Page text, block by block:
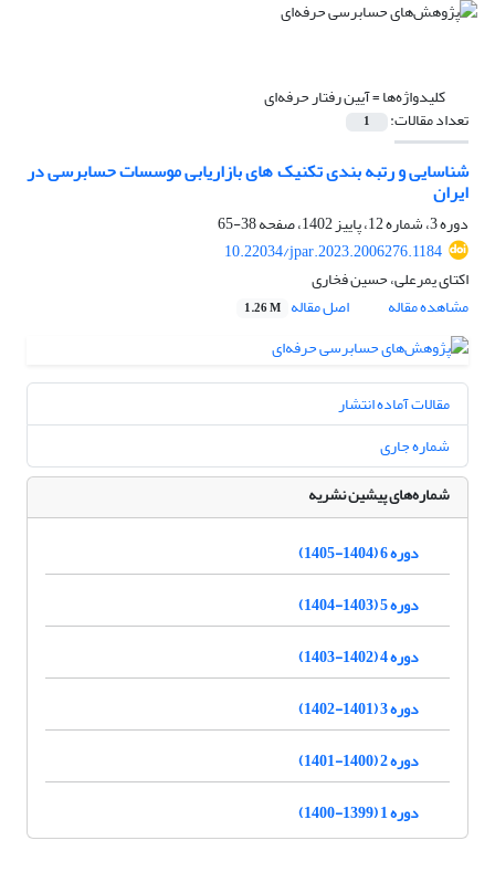
کلیدواژه‌ها =آیین رفتار حرفه‌ای
تعداد مقالات: 1
شناسایی و رتبه بندی تکنیک های بازاریابی موسسات حسابرسی در
ایران
دوره 3، شماره 12، پاییز 1402، صفحه
38-65
10.22034/jpar.2023.2006276.1184
اکتای یمرعلی، حسین فخاری
مشاهده مقاله
اصل مقاله 1.26 M
مقالات آماده انتشار
شماره جاری
شماره‌های پیشین نشریه
دوره 6 (1404-1405)
دوره 5 (1403-1404)
دوره 4 (1402-1403)
دوره 3 (1401-1402)
دوره 2 (1400-1401)
دوره 1 (1399-1400)